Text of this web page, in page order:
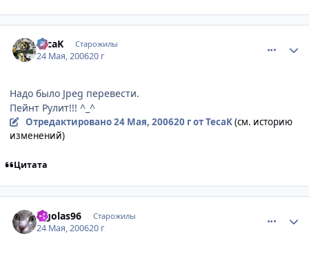
TecaK Старожилы
24 Мая, 200620 г
Надо было Jpeg перевести.
Пейнт Рулит!!! ^_^
Отредактировано24 Мая, 200620 гот TecaK(см. историю
изменений)
Цитата
legolas96 Старожилы
24 Мая, 200620 г